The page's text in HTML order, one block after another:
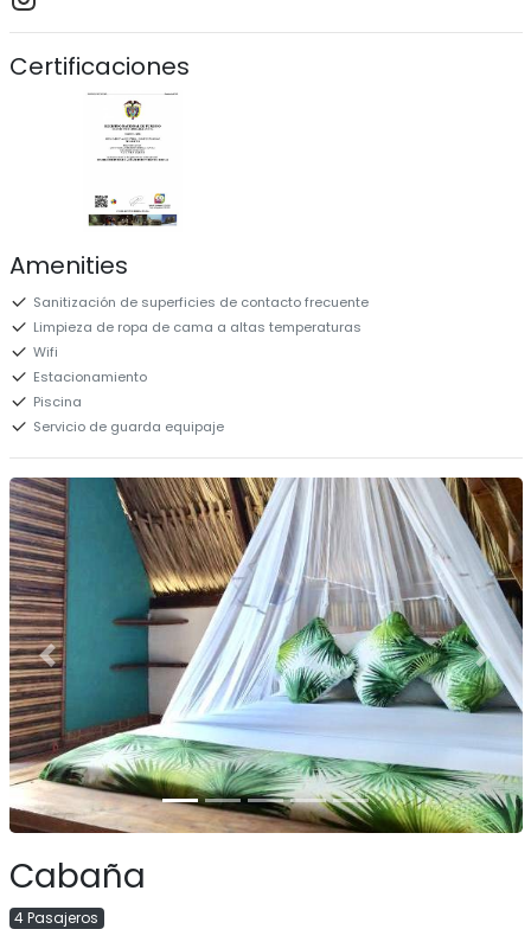
Certificaciones
Amenities
Sanitización de superficies de contacto frecuente
Limpieza de ropa de cama a altas temperaturas
Wifi
Estacionamiento
Piscina
Servicio de guarda equipaje
Cabaña
4 Pasajeros